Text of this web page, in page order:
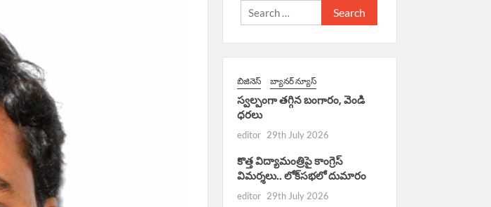
Search
for:
బిజినెస్ బ్యానర్ న్యూస్
స్వల్పంగా తగ్గిన బంగారం, వెండి
ధరలు
editor 29th July 2026
కొత్త విద్యామంత్రిపై కాంగ్రెస్
విమర్శలు.. లోక్‌సభలో దుమారం
editor 29th July 2026